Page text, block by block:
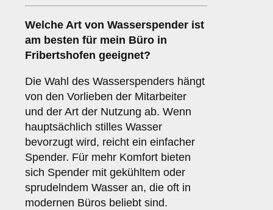
Welche Art von Wasserspender ist
am besten für mein Büro in
Fribertshofen geeignet?
Die Wahl des Wasserspenders hängt
von den Vorlieben der Mitarbeiter
und der Art der Nutzung ab. Wenn
hauptsächlich stilles Wasser
bevorzugt wird, reicht ein einfacher
Spender. Für mehr Komfort bieten
sich Spender mit gekühltem oder
sprudelndem Wasser an, die oft in
modernen Büros beliebt sind.